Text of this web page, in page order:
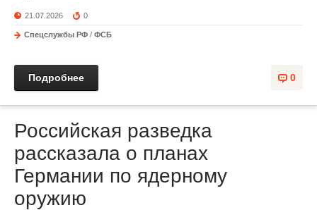
21.07.2026 0
Спецслужбы РФ / ФСБ
0
Подробнее
Российская разведка
рассказала о планах
Германии по ядерному
оружию